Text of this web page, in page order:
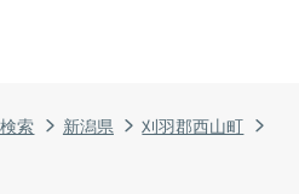
索 新潟県
刈羽郡西山町